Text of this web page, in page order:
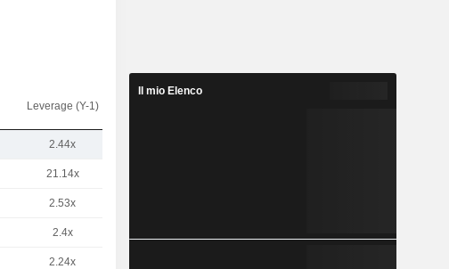
Leverage (Y-1)
2.44x
21.14x
2.53x
2.4x
2.24x
Il mio Elenco